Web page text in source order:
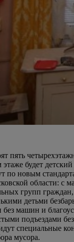
пять
будет
по новым
области: с
групп
детьми
без машин и
подъездами
специальные
мусора.